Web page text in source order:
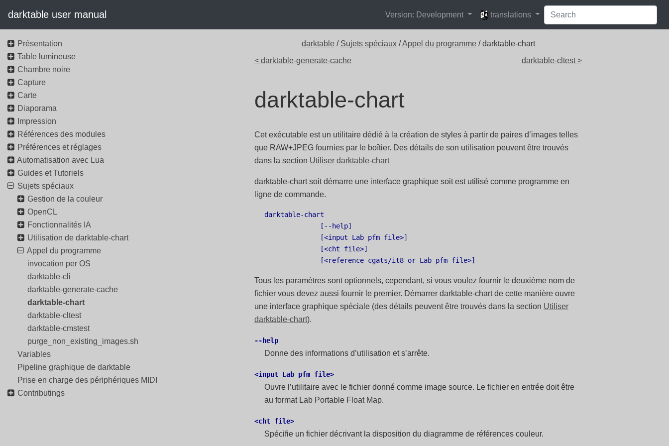
darktable user manual Version: Development
languages
translations
darktable / Sujets spéciaux/Appel du programme / darktable-chart
< darktable-generate-cache
darktable-cltest >
darktable-chart
Cet exécutable est un utilitaire dédié à la création de styles à partir de paires d’images telles
que RAW+JPEG fournies par le boîtier. Des détails de son utilisation peuvent être trouvés
dans la section Utiliser darktable-chart
darktable-chart soit démarre une interface graphique soit est utilisé comme programme en
ligne de commande.
darktable-chart
              [--help]
              [<input Lab pfm file>]
              [<cht file>]
Tous les paramètres sont optionnels, cependant, si vous voulez fournir le deuxième nom de
fichier vous devez aussi fournir le premier. Démarrer darktable-chart de cette manière ouvre
une interface graphique spéciale (des détails peuvent être trouvés dans la section Utiliser
darktable-chart).
--help
Donne des informations d’utilisation et s’arrête.
<input Lab pfm file>
Ouvre l’utilitaire avec le fichier donné comme image source. Le fichier en entrée doit être
au format Lab Portable Float Map.
<cht file>
Spécifie un fichier décrivant la disposition du diagramme de références couleur.
Présentation
Table lumineuse
Chambre noire
Capture
Carte
Diaporama
Impression
Références des modules
Préférences et réglages
Automatisation avec Lua
Guides et Tutoriels
Sujets spéciaux
Gestion de la couleur
OpenCL
Fonctionnalités IA
Utilisation de darktable-chart
Appel du programme
invocation per OS
darktable-cli
darktable-generate-cache
darktable-chart
darktable-cltest
darktable-cmstest
purge_non_existing_images.sh
Variables
Pipeline graphique de darktable
Prise en charge des périphériques MIDI
Contributings